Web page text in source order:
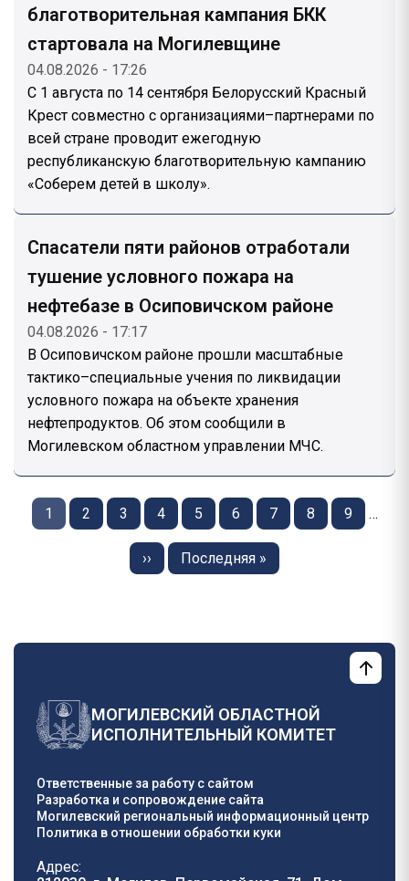
благотворительная кампания БКК
стартовала на Могилевщине
04.08.2026 - 17:26
С 1 августа по 14 сентября Белорусский Красный
Крест совместно с организациями–партнерами по
всей стране проводит ежегодную
республиканскую благотворительную кампанию
«Соберем детей в школу».
Спасатели пяти районов отработали
тушение условного пожара на
нефтебазе в Осиповичском районе
04.08.2026 - 17:17
В Осиповичском районе прошли масштабные
тактико–специальные учения по ликвидации
условного пожара на объекте хранения
нефтепродуктов. Об этом сообщили в
Могилевском областном управлении МЧС.
страниц
Страница
1 Страница
2 Страница
3 Страница
4 Страница
5 Страница
6 Страница
7 Страница
8 Страница
9 …
Следующая
››
Последняя
Последняя »
МОГИЛЕВСКИЙ ОБЛАСТНОЙ
ИСПОЛНИТЕЛЬНЫЙ КОМИТЕТ
Ответственные за работу с сайтом
Разработка и сопровождение сайта
Могилевский региональный информационный центр
Политика в отношении обработки куки
Адрес: